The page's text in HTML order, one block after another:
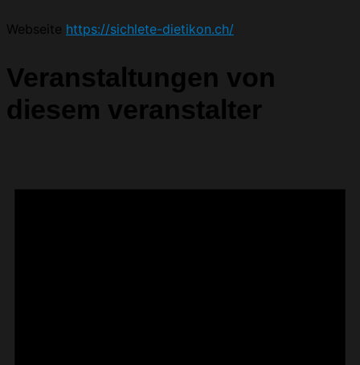
Webseite https://sichlete-dietikon.ch/
Veranstaltungen von
diesem veranstalter